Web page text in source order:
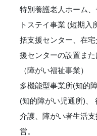
特別養護老人ホーム
トステイ事業 (短期
括支援センター、在
援センターの設置また
（障がい福祉事業）
多機能型事業所(知的
(知的障がい児通所)、
介護、障がい者生活
営。